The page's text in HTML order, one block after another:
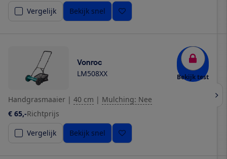
Vergelijk
Bekijk snel
Vonroc
LM508XX Bekijk test
Handgrasmaaier | 40 cm | Mulching: Nee
€ 65,-Richtprijs
Vergelijk
Bekijk snel